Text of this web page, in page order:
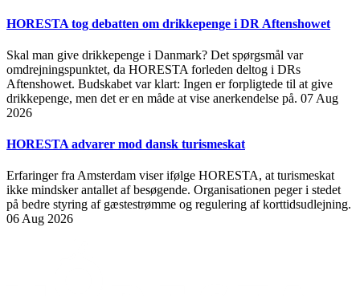
HORESTA tog debatten om drikkepenge i DR Aftenshowet
Skal man give drikkepenge i Danmark? Det spørgsmål var
omdrejningspunktet, da HORESTA forleden deltog i DRs
Aftenshowet. Budskabet var klart: Ingen er forpligtede til at give
drikkepenge, men det er en måde at vise anerkendelse på. 07 Aug
2026
HORESTA advarer mod dansk turismeskat
Erfaringer fra Amsterdam viser ifølge HORESTA, at turismeskat
ikke mindsker antallet af besøgende. Organisationen peger i stedet
på bedre styring af gæstestrømme og regulering af korttidsudlejning.
06 Aug 2026